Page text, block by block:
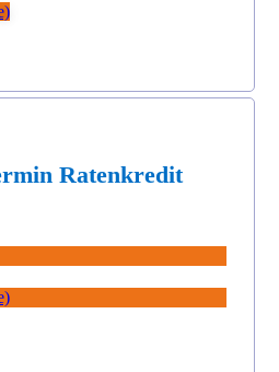
Ratenkredit